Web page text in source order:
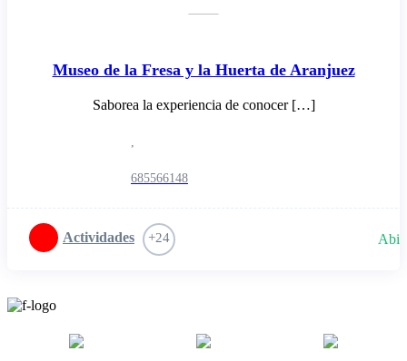
Museo de la Fresa y la Huerta de Aranjuez
Saborea la experiencia de conocer […]
,
685566148
Actividades +24